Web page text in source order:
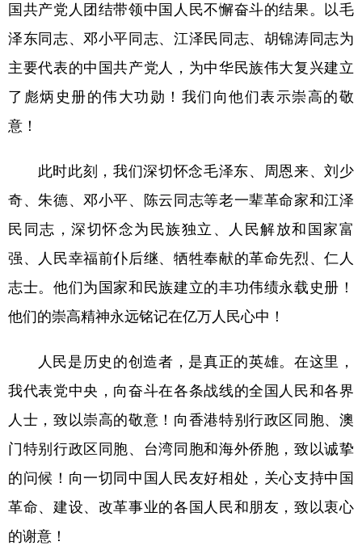
国共产党人团结带领中国人民不懈奋斗的结果。以毛
泽东同志、邓小平同志、江泽民同志、胡锦涛同志为
主要代表的中国共产党人，为中华民族伟大复兴建立
了彪炳史册的伟大功勋！我们向他们表示崇高的敬
意！
此时此刻，我们深切怀念毛泽东、周恩来、刘少
奇、朱德、邓小平、陈云同志等老一辈革命家和江泽
民同志，深切怀念为民族独立、人民解放和国家富
强、人民幸福前仆后继、牺牲奉献的革命先烈、仁人
志士。他们为国家和民族建立的丰功伟绩永载史册！
他们的崇高精神永远铭记在亿万人民心中！
人民是历史的创造者，是真正的英雄。在这里，
我代表党中央，向奋斗在各条战线的全国人民和各界
人士，致以崇高的敬意！向香港特别行政区同胞、澳
门特别行政区同胞、台湾同胞和海外侨胞，致以诚挚
的问候！向一切同中国人民友好相处，关心支持中国
革命、建设、改革事业的各国人民和朋友，致以衷心
的谢意！